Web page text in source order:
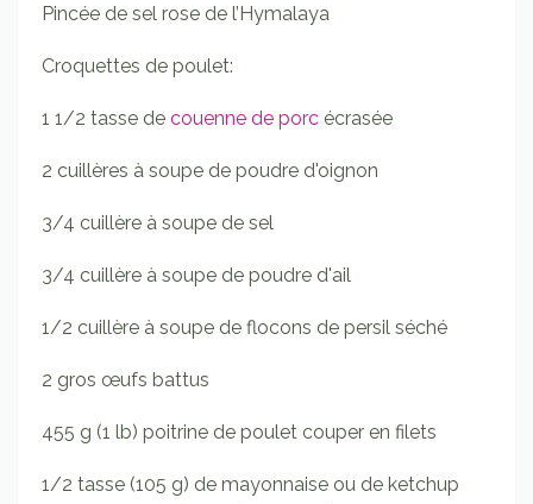
Pincée de sel rose de l’Hymalaya
Croquettes de poulet:
1 1/2 tasse de couenne de porc écrasée
2 cuillères à soupe de poudre d'oignon
3/4 cuillère à soupe de sel
3/4 cuillère à soupe de poudre d'ail
1/2 cuillère à soupe de flocons de persil séché
2 gros œufs battus
455 g (1 lb) poitrine de poulet couper en filets
1/2 tasse (105 g) de mayonnaise ou de ketchup